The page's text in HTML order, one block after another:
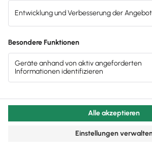
Verkehrsmittel oder
5. Personal
Die beste Geschäftsidee lässt sich
kompetente und engagierte
und du solltest wissen, wo du diese
Beschreibe dein Vorgehen bei der
dabei, dass du deinem Personal